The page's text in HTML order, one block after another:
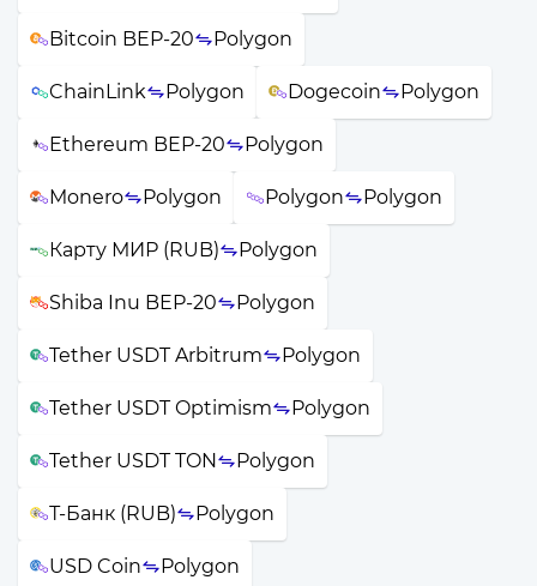
Bitcoin BEP-20 Polygon
ChainLink Polygon Dogecoin Polygon
Ethereum BEP-20 Polygon
Monero Polygon Polygon Polygon
Карту МИР (RUB) Polygon
Shiba Inu BEP-20 Polygon
Tether USDT Arbitrum Polygon
Tether USDT Optimism Polygon
Tether USDT TON Polygon
Т-Банк (RUB) Polygon
USD Coin Polygon